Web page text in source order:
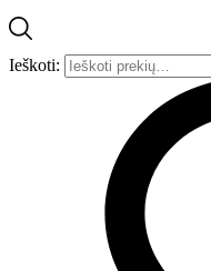
Ieškoti: